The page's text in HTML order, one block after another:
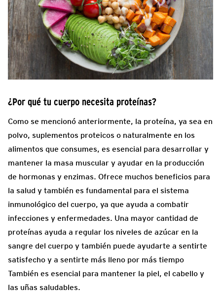
¿Por qué tu cuerpo necesita proteínas?
Como se mencionó anteriormente, la proteína, ya sea en
polvo, suplementos proteicos o naturalmente en los
alimentos que consumes, es esencial para desarrollar y
mantener la masa muscular y ayudar en la producción
de hormonas y enzimas. Ofrece muchos beneficios para
la salud y también es fundamental para el sistema
inmunológico del cuerpo, ya que ayuda a combatir
infecciones y enfermedades. Una mayor cantidad de
proteínas ayuda a regular los niveles de azúcar en la
sangre del cuerpo y también puede ayudarte a sentirte
satisfecho y a sentirte más lleno por más tiempo
También es esencial para mantener la piel, el cabello y
las uñas saludables.